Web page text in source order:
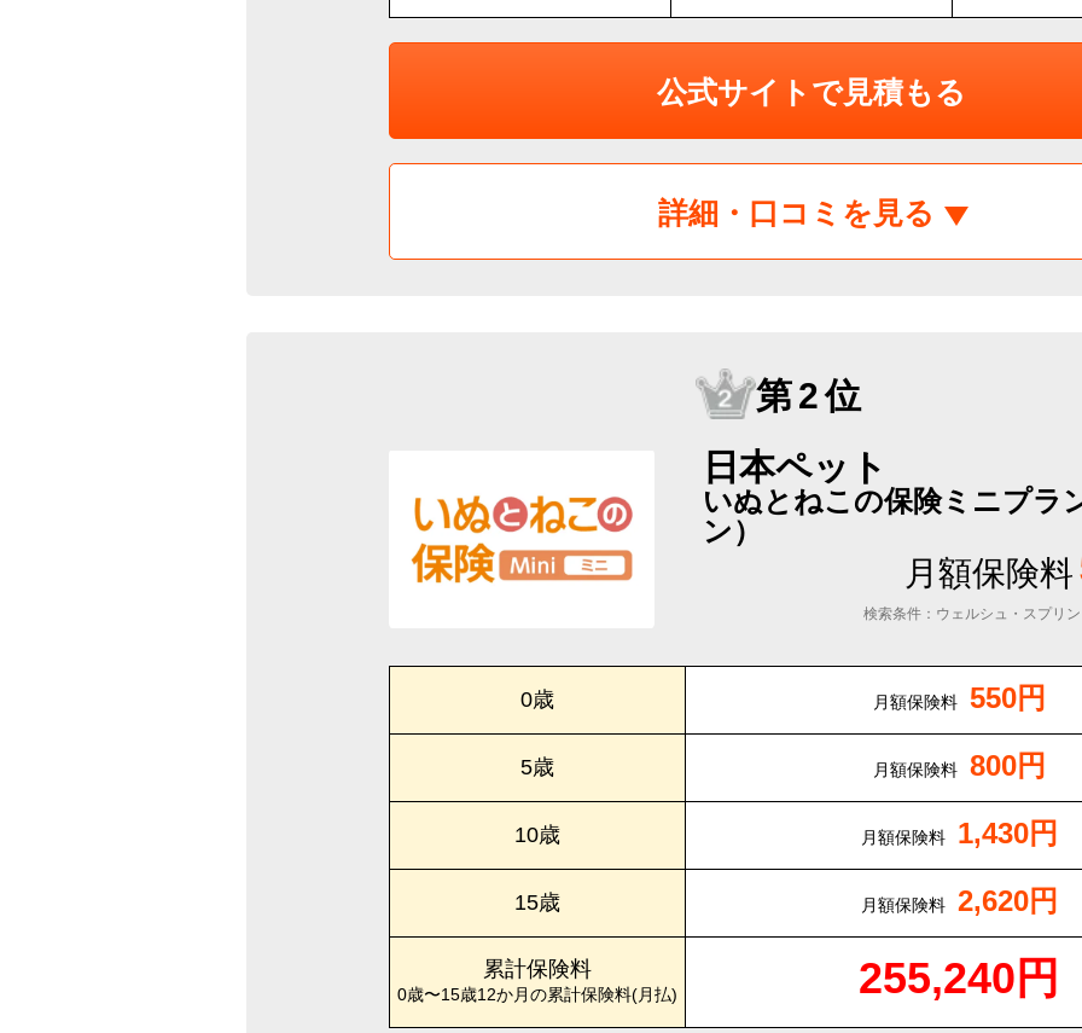
公式サイトで見積もる
詳細・口コミを見る
第2位
日本ペット
いぬとねこの保険ミニプラ
ン）
月額保険料
検索条件：ウェルシュ・スプリ
0歳 月額保険料 550円
5歳 月額保険料 800円
10歳 月額保険料 1,430円
15歳 月額保険料 2,620円
累計保険料
0歳〜15歳12か月 の累計保険料(月払) 255,240円